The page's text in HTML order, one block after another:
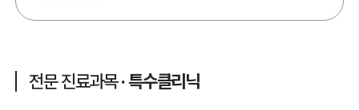
전문 진료과목· 특수클리닉